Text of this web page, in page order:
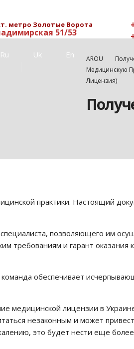
метро Золотые Ворота
51/53
Ru Uk En AROU
Медицинскую
Лицензия)
практики. Настоящий
позволяющего им
требованиям и гарант оказания
обеспечивает
медицинской лицензии в
незаконным и может
это будет нести еще